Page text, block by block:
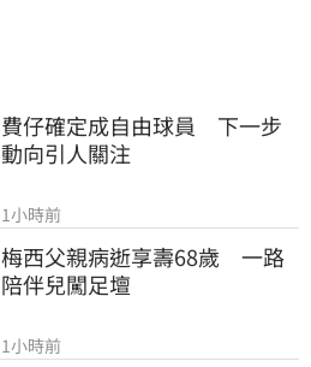
費仔確定成自由球員　下一步
動向引人關注
1小時前
梅西父親病逝享壽68歲　一路
陪伴兒闖足壇
1小時前